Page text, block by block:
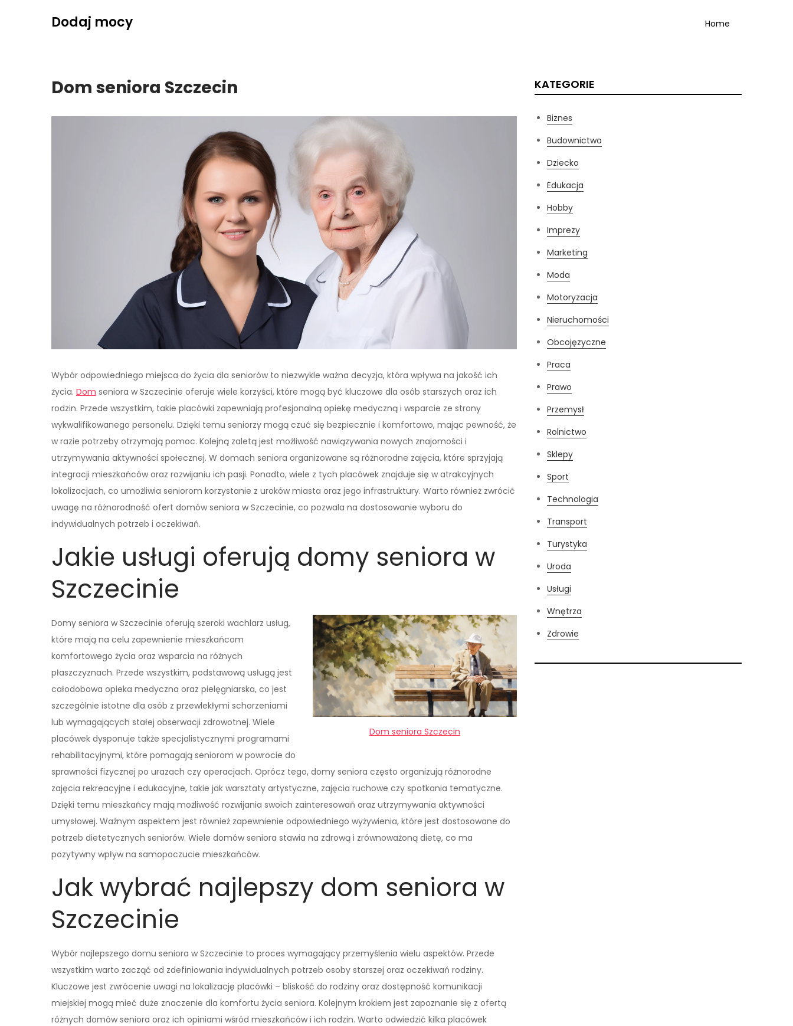
Dodaj mocy Home
Dom seniora Szczecin
Wybór odpowiedniego miejsca do życia dla seniorów to niezwykle ważna decyzja, która wpływa na jakość ich
życia. Dom seniora w Szczecinie oferuje wiele korzyści, które mogą być kluczowe dla osób starszych oraz ich
rodzin. Przede wszystkim, takie placówki zapewniają profesjonalną opiekę medyczną i wsparcie ze strony
wykwalifikowanego personelu. Dzięki temu seniorzy mogą czuć się bezpiecznie i komfortowo, mając pewność, że
w razie potrzeby otrzymają pomoc. Kolejną zaletą jest możliwość nawiązywania nowych znajomości i
utrzymywania aktywności społecznej. W domach seniora organizowane są różnorodne zajęcia, które sprzyjają
integracji mieszkańców oraz rozwijaniu ich pasji. Ponadto, wiele z tych placówek znajduje się w atrakcyjnych
lokalizacjach, co umożliwia seniorom korzystanie z uroków miasta oraz jego infrastruktury. Warto również zwrócić
uwagę na różnorodność ofert domów seniora w Szczecinie, co pozwala na dostosowanie wyboru do
indywidualnych potrzeb i oczekiwań.
Jakie usługi oferują domy seniora w
Szczecinie
Dom seniora Szczecin
Domy seniora w Szczecinie oferują szeroki wachlarz usług,
które mają na celu zapewnienie mieszkańcom
komfortowego życia oraz wsparcia na różnych
płaszczyznach. Przede wszystkim, podstawową usługą jest
całodobowa opieka medyczna oraz pielęgniarska, co jest
szczególnie istotne dla osób z przewlekłymi schorzeniami
lub wymagających stałej obserwacji zdrowotnej. Wiele
placówek dysponuje także specjalistycznymi programami
rehabilitacyjnymi, które pomagają seniorom w powrocie do
sprawności fizycznej po urazach czy operacjach. Oprócz tego, domy seniora często organizują różnorodne
zajęcia rekreacyjne i edukacyjne, takie jak warsztaty artystyczne, zajęcia ruchowe czy spotkania tematyczne.
Dzięki temu mieszkańcy mają możliwość rozwijania swoich zainteresowań oraz utrzymywania aktywności
umysłowej. Ważnym aspektem jest również zapewnienie odpowiedniego wyżywienia, które jest dostosowane do
potrzeb dietetycznych seniorów. Wiele domów seniora stawia na zdrową i zrównoważoną dietę, co ma
pozytywny wpływ na samopoczucie mieszkańców.
Jak wybrać najlepszy dom seniora w
Szczecinie
Wybór najlepszego domu seniora w Szczecinie to proces wymagający przemyślenia wielu aspektów. Przede
wszystkim warto zacząć od zdefiniowania indywidualnych potrzeb osoby starszej oraz oczekiwań rodziny.
Kluczowe jest zwrócenie uwagi na lokalizację placówki – bliskość do rodziny oraz dostępność komunikacji
miejskiej mogą mieć duże znaczenie dla komfortu życia seniora. Kolejnym krokiem jest zapoznanie się z ofertą
różnych domów seniora oraz ich opiniami wśród mieszkańców i ich rodzin. Warto odwiedzić kilka placówek
KATEGORIE
Biznes
Budownictwo
Dziecko
Edukacja
Hobby
Imprezy
Marketing
Moda
Motoryzacja
Nieruchomości
Obcojęzyczne
Praca
Prawo
Przemysł
Rolnictwo
Sklepy
Sport
Technologia
Transport
Turystyka
Uroda
Usługi
Wnętrza
Zdrowie